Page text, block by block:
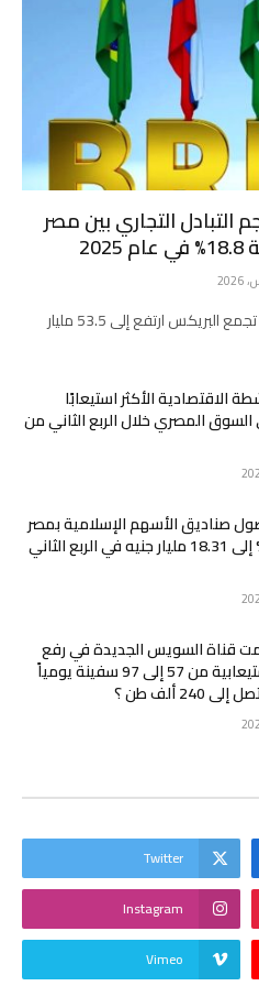
.. حجم التبادل التجاري بين مصر
حجم التبادل التجاري بين مصر ودول تجمع البريكس ارتفع إلى 53.5 مليار
الاقتصادية الأكثر استيعابًا
المصري خلال الربع الثاني من
صناديق الأسهم الإسلامية بمصر
تقفز 59.3% إلى 18.31 مليار جنيه في الربع الثاني
قناة السويس الجديدة في رفع
القدرة الاستيعابية من 57 إلى 97 سفينة يومياً
ألف طن ؟
Twitter
Instagram
Vimeo